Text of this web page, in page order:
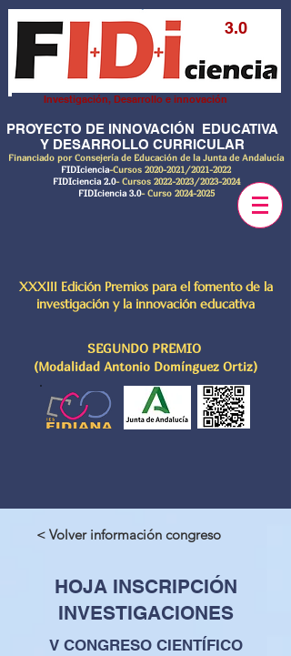
3.0
Investigación, Desarrollo e innovación
PROYECTO DE INNOVACIÓN EDUCATIVA
Y DESARROLLO CURRICULAR
Financiado por Consejería de Educación de la Junta de Andalucía
FIDIciencia-Cursos 2020-2021 /2021-2022
FIDIciencia 2.0- Cursos 2022-2023/2023-2024
FIDIciencia 3.0- Curso 2024-2025
XXXIII Edición Premios para el fomento de la
investigación y la innovación educativa
SEGUNDO PREMIO
(Modalidad Antonio Domínguez Ortiz)
< Volver información congreso
HOJA INSCRIPCIÓN
INVESTIGACIONES
V CONGRESO CIENTÍFICO